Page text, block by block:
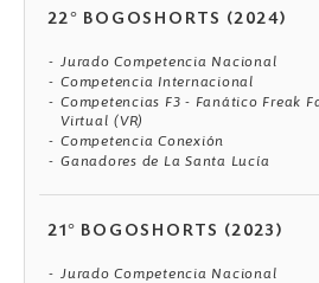
22° BOGOSHORTS (2024)
Jurado Competencia Nacional
Competencia Internacional
Competencias F3 - Fanático Freak
Virtual (VR)
Competencia Conexión
Ganadores de La Santa Lucía
21° BOGOSHORTS (2023)
Jurado Competencia Nacional